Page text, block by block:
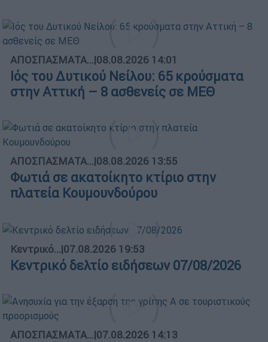
ΑΠΟΣΠΑΣΜΑΤΑ...|08.08.2026 14:01
Ιός του Δυτικού Νείλου: 65 κρούσματα
στην Αττική – 8 ασθενείς σε ΜΕΘ
ΑΠΟΣΠΑΣΜΑΤΑ...|08.08.2026 13:55
Φωτιά σε ακατοίκητο κτίριο στην
πλατεία Κουμουνδούρου
Κεντρικό...|07.08.2026 19:53
Κεντρικό δελτίο ειδήσεων 07/08/2026
ΑΠΟΣΠΑΣΜΑΤΑ...|07.08.2026 14:13